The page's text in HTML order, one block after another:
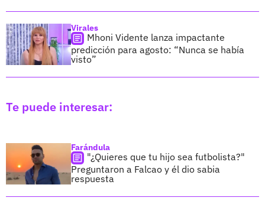
Virales
Mhoni Vidente lanza impactante
predicción para agosto: “Nunca se había
visto”
Te puede interesar:
Farándula
"¿Quieres que tu hijo sea futbolista?"
Preguntaron a Falcao y él dio sabia
respuesta